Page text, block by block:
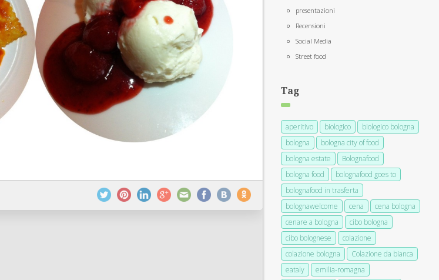
presentazioni
Recensioni
Social Media
Street food
Tag
aperitivo biologico
biologico bologna
bologna
bologna city of food
bologna estate
Bolognafood
bologna food
bolognafood goes to
bolognafood in trasferta
bolognawelcome
cena
cena bologna
cenare a bologna
cibo bologna
cibo bolognese
colazione
colazione bologna
Colazione da bianca
eataly
emilia-romagna